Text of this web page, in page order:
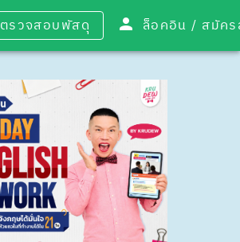
ตรวจสอบพัสดุ ล็อคอิน /